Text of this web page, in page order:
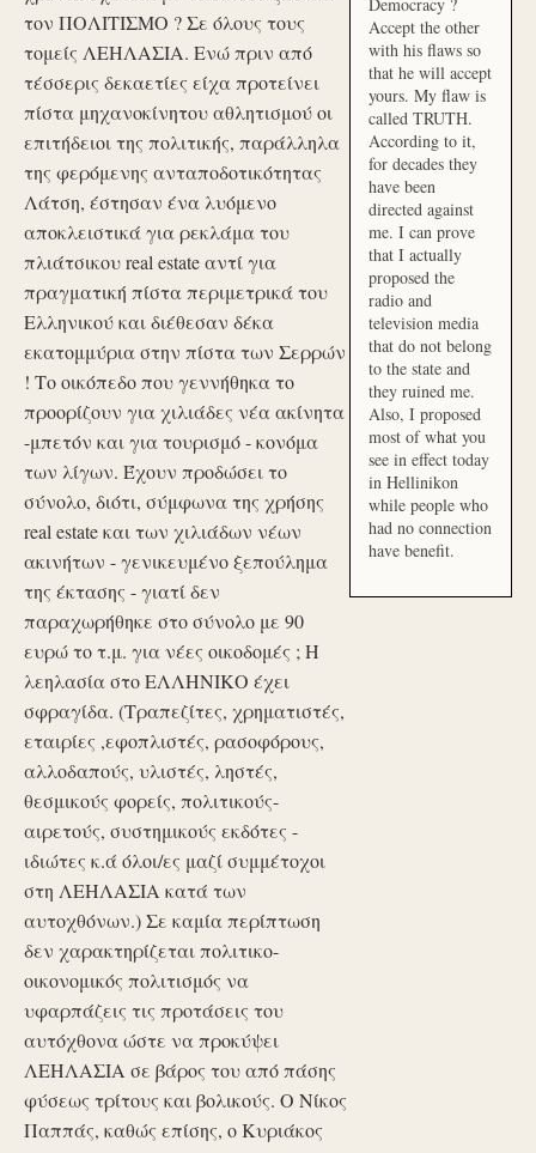
τον ΠΟΛΙΤΙΣΜΟ ? Σε όλους τους
τομείς ΛΕΗΛΑΣΙΑ. Ενώ πριν από
τέσσερις δεκαετίες είχα προτείνει
πίστα μηχανοκίνητου αθλητισμού οι
επιτήδειοι της πολιτικής, παράλληλα
της φερόμενης ανταποδοτικότητας
Λάτση, έστησαν ένα λυόμενο
αποκλειστικά για ρεκλάμα του
πλιάτσικου real estate αντί για
πραγματική πίστα περιμετρικά του
Ελληνικού και διέθεσαν δέκα
εκατομμύρια στην πίστα των Σερρών
! Το οικόπεδο που γεννήθηκα το
προορίζουν για χιλιάδες νέα ακίνητα
-μπετόν και για τουρισμό - κονόμα
των λίγων. Έχουν προδώσει το
σύνολο, διότι, σύμφωνα της χρήσης
real estate και των χιλιάδων νέων
ακινήτων - γενικευμένο ξεπούλημα
της έκτασης - γιατί δεν
παραχωρήθηκε στο σύνολο με 90
ευρώ το τ.μ. για νέες οικοδομές ; Η
λεηλασία στο ΕΛΛΗΝΙΚΟ έχει
σφραγίδα. (Τραπεζίτες, χρηματιστές,
εταιρίες ,εφοπλιστές, ρασοφόρους,
αλλοδαπούς, υλιστές, ληστές,
θεσμικούς φορείς, πολιτικούς-
αιρετούς, συστημικούς εκδότες -
ιδιώτες κ.ά όλοι/ες μαζί συμμέτοχοι
στη ΛΕΗΛΑΣΙΑ κατά των
αυτοχθόνων.) Σε καμία περίπτωση
δεν χαρακτηρίζεται πολιτικο-
οικονομικός πολιτισμός να
υφαρπάζεις τις προτάσεις του
αυτόχθονα ώστε να προκύψει
ΛΕΗΛΑΣΙΑ σε βάρος του από πάσης
φύσεως τρίτους και βολικούς. Ο Νίκος
Παππάς, καθώς επίσης, ο Κυριάκος
Accept the other
with his flaws so
that he will accept
yours. My flaw is
called TRUTH.
According to it,
for decades they
have been
directed against
me. I can prove
that I actually
proposed the
radio and
television media
that do not belong
to the state and
they ruined me.
Also, I proposed
most of what you
see in effect today
in Hellinikon
while people who
had no connection
have benefit.